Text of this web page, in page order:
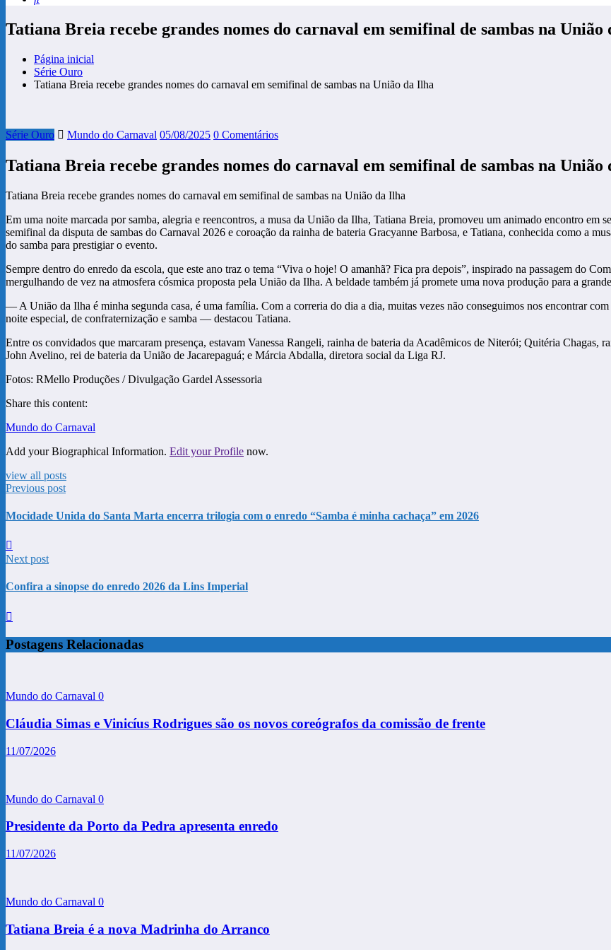
Tatiana Breia recebe grandes nomes do carnaval em semifinal de sambas na União
Página inicial
Série Ouro
Tatiana Breia recebe grandes nomes do carnaval em semifinal de sambas na União da Ilha
Série Ouro Mundo do Carnaval 05/08/2025 0 Comentários
Tatiana Breia recebe grandes nomes do carnaval em semifinal de sambas na União
Tatiana Breia recebe grandes nomes do carnaval em semifinal de sambas na União da Ilha
Em uma noite marcada por samba, alegria e reencontros, a musa da União da Ilha, Tatiana Breia, promoveu um animado encontro em
semifinal da disputa de sambas do Carnaval 2026 e coroação da rainha de bateria Gracyanne Barbosa, e Tatiana, conhecida como a
do samba para prestigiar o evento.
Sempre dentro do enredo da escola, que este ano traz o tema “Viva o hoje! O amanhã? Fica pra depois”, inspirado na passagem do
mergulhando de vez na atmosfera cósmica proposta pela União da Ilha. A beldade também já promete uma nova produção para a
— A União da Ilha é minha segunda casa, é uma família. Com a correria do dia a dia, muitas vezes não conseguimos nos encontrar
noite especial, de confraternização e samba — destacou Tatiana.
Entre os convidados que marcaram presença, estavam Vanessa Rangeli, rainha de bateria da Acadêmicos de Niterói; Quitéria Chagas,
John Avelino, rei de bateria da União de Jacarepaguá; e Márcia Abdalla, diretora social da Liga RJ.
Fotos: RMello Produções / Divulgação Gardel Assessoria
Share this content:
Mundo do Carnaval
Add your Biographical Information. Edit your Profile now.
view all posts
Previous post
Mocidade Unida do Santa Marta encerra trilogia com o enredo “Samba é minha cachaça” em 2026
Next post
Confira a sinopse do enredo 2026 da Lins Imperial
Postagens Relacionadas
Mundo do Carnaval 0
Cláudia Simas e Vinicíus Rodrigues são os novos coreógrafos da comissão de frente
11/07/2026
Mundo do Carnaval 0
Presidente da Porto da Pedra apresenta enredo
11/07/2026
Mundo do Carnaval 0
Tatiana Breia é a nova Madrinha do Arranco